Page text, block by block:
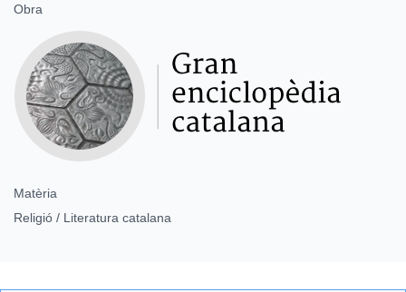
Obra
Matèria
Religió / Literatura catalana